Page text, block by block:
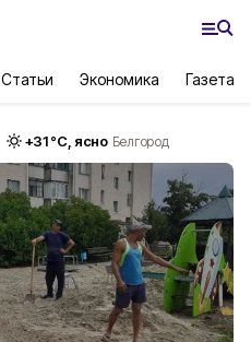
Статьи Экономика Газета
+31°С, ясно Белгород